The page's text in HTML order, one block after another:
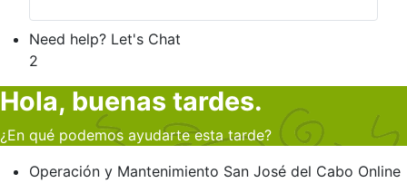
Need help? Let's Chat
2
Hola, buenas tardes.
¿En qué podemos ayudarte esta tarde?
Operación y Mantenimiento San José del Cabo Online